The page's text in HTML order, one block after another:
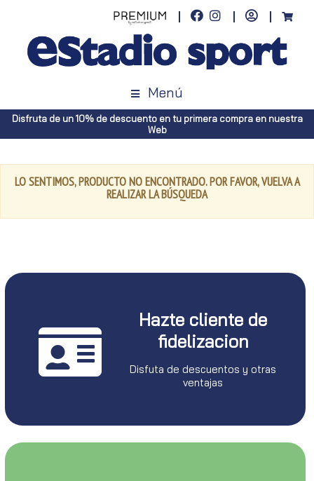
Menú
Disfruta de un 10% de descuento en tu primera compra en nuestra
Web
LO SENTIMOS, PRODUCTO NO ENCONTRADO. POR FAVOR, VUELVA A
REALIZAR LA BÚSQUEDA
Hazte cliente de
fidelizacion
Disfuta de descuentos y otras
ventajas